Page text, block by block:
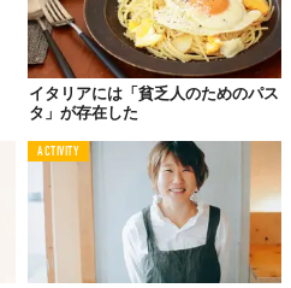
ん切りでも、包丁の腹でつぶすだ
事なのは、火加減のほう。常温の
ンニクを入れ火にかける。ポイン
香りを油に移していく。これ、実
外時間がかかる作業。じーっと待
子もないからね。
ロンチーノはつくるもんじゃない
イタリアには「貧乏人のためのパス
タ」が存在した
ACTIVITY